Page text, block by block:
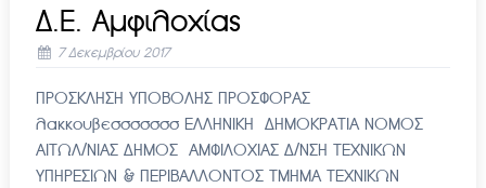
Δ.Ε. Αμφιλοχίας
7 Δεκεμβρίου 2017
ΠΡΟΣΚΛΗΣΗ ΥΠΟΒΟΛΗΣ ΠΡΟΣΦΟΡΑΣ
λακκουβεσσσσσσσ ΕΛΛΗΝΙΚΗ ΔΗΜΟΚΡΑΤΙΑ ΝΟΜΟΣ
ΑΙΤΩΛ/ΝΙΑΣ ΔΗΜΟΣ ΑΜΦΙΛΟΧΙΑΣ Δ/ΝΣΗ ΤΕΧΝΙΚΩΝ
ΥΠΗΡΕΣΙΩΝ & ΠΕΡΙΒΑΛΛΟΝΤΟΣ ΤΜΗΜΑ ΤΕΧΝΙΚΩΝ